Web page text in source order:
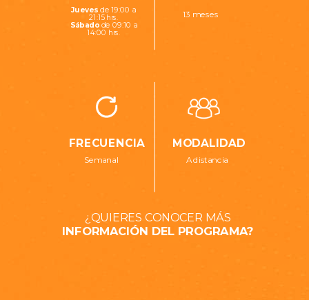
FRECUENCIA MODALIDAD
Jueves de 19:00 a
21:15 hrs.
Sábado de 09:10 a
14:00 hrs.
13 meses
Semanal A distancia
¿QUIERES CONOCER MÁS
INFORMACIÓN DEL PROGRAMA?